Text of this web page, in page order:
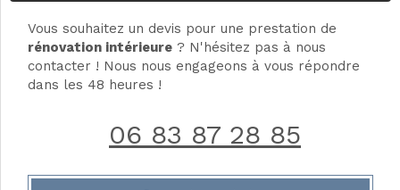
Vous souhaitez un devis pour une prestation de
rénovation intérieure ? N'hésitez pas à nous
contacter ! Nous nous engageons à vous répondre
dans les 48 heures !
06 83 87 28 85